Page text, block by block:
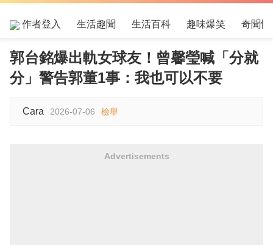
作者登入 生活趣聞 生活百科 趣味爆笑 奇聞怪
郭台銘爆出軌女球友！曾馨瑩喊「分就
分」警告郭董1事：我也可以不要
Cara 2026-07-06 檢舉
Advertisements